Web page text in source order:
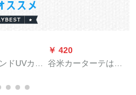
ドUVカー
部品天象
￥ 420
谷米カーターテは完